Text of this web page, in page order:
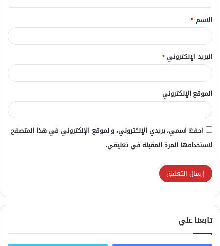
ق
*
الاسم *
البريد الإلكتروني *
الموقع الإلكتروني
احفظ اسمي، بريدي الإلكتروني، والموقع الإلكتروني في هذا المتصفح
لاستخدامها المرة المقبلة في تعليقي.
تابعنا علي